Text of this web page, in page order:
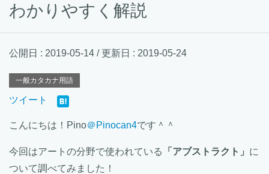
わかりやすく解説
公開日 : 2019-05-14 / 更新日 : 2019-05-24
一般カタカナ用語
ツイート
こんにちは！Pino＠Pinocan4です＾＾
今回はアートの分野で使われている 「アブストラクト」 に
ついて調べてみました！